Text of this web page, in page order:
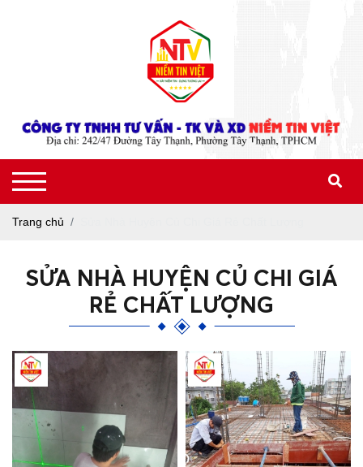
Trang chủ
SỬA NHÀ HUYỆN CỦ CHI GIÁ
RẺ CHẤT LƯỢNG